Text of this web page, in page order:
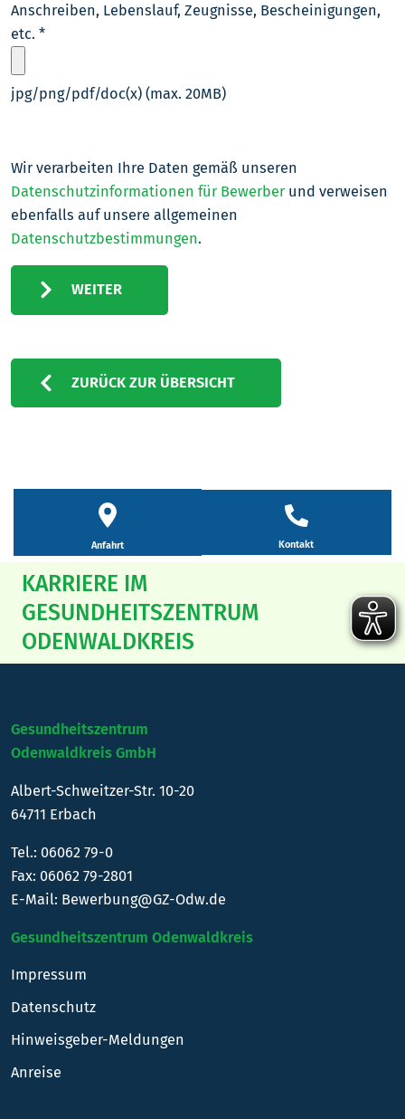
Anschreiben, Lebenslauf, Zeugnisse, Bescheinigungen,
etc. *
jpg/png/pdf/doc(x) (max. 20MB)
Wir verarbeiten Ihre Daten gemäß unseren
Datenschutzinformationen für Bewerber und verweisen
ebenfalls auf unsere allgemeinen
Datenschutzbestimmungen.
WEITER
ZURÜCK ZUR ÜBERSICHT
Anfahrt Kontakt
KARRIERE IM
GESUNDHEITSZENTRUM
ODENWALDKREIS
Gesundheitszentrum
Odenwaldkreis GmbH
Albert-Schweitzer-Str. 10-20
64711 Erbach
Tel.: 06062 79-0
Fax: 06062 79-2801
E-Mail: Bewerbung@GZ-Odw.de
Gesundheitszentrum Odenwaldkreis
Impressum
Datenschutz
Hinweisgeber-Meldungen
Anreise